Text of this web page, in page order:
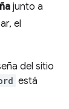
junto a
el
del sitio
está